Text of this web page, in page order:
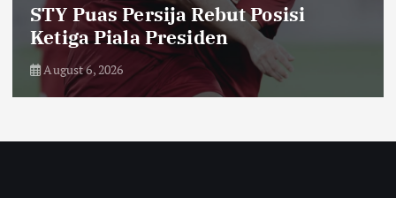
STY Puas Persija Rebut Posisi
Ketiga Piala Presiden
August 6, 2026